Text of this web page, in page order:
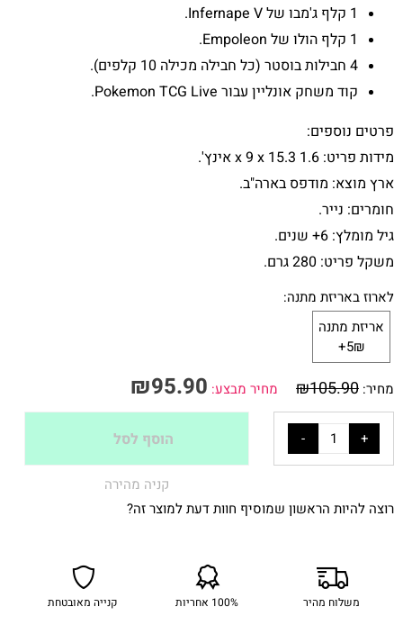
1 קלף ג'מבו של Infernape V.
1 קלף הולו של Empoleon.
4 חבילות בוסטר (כל חבילה מכילה 10 קלפים).
קוד משחק אונליין עבור Pokemon TCG Live.
פרטים נוספים:
מידות פריט: 1.6 x 9 x 15.3 אינץ'.
ארץ מוצא: מודפס בארה"ב.
חומרים: נייר.
גיל מומלץ: 6+ שנים.
משקל פריט: 280 גרם.
לארוז באריזת מתנה:
אריזת מתנה
5₪+
מחיר: ₪105.90 מחיר מבצע: ₪95.90
הוסף לסל
קניה מהירה
רוצה להיות הראשון שמוסיף חוות דעת למוצר זה?
משלוח מהיר 100% אחריות קנייה מאובטחת